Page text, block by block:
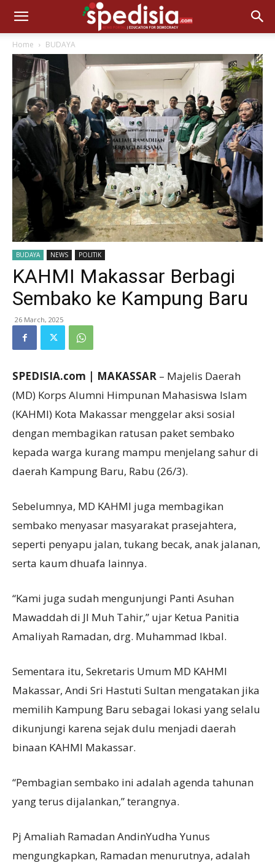
Home BUDAYA
BUDAYA NEWS POLITIK
KAHMI Makassar Berbagi
Sembako ke Kampung Baru
26 March, 2025
SPEDISIA.com | MAKASSAR – Majelis Daerah
(MD) Korps Alumni Himpunan Mahasiswa Islam
(KAHMI) Kota Makassar menggelar aksi sosial
dengan membagikan ratusan paket sembako
kepada warga kurang mampu menjelang sahur di
daerah Kampung Baru, Rabu (26/3).
Sebelumnya, MD KAHMI juga membagikan
sembako menyasar masyarakat prasejahtera,
seperti penyapu jalan, tukang becak, anak jalanan,
serta kaum dhuafa lainnya.
“Kami juga sudah mengunjungi Panti Asuhan
Mawaddah di Jl Muh Tahir,” ujar Ketua Panitia
Amaliyah Ramadan, drg. Muhammad Ikbal.
Sementara itu, Sekretaris Umum MD KAHMI
Makassar, Andi Sri Hastuti Sultan mengatakan jika
memilih Kampung Baru sebagai lokasi yang selalu
dikunjungi karena sejak dulu menjadi daerah
binaan KAHMI Makassar.
“Pembagian sembako ini adalah agenda tahunan
yang terus dijalankan,” terangnya.
Pj Amaliah Ramadan AndinYudha Yunus
mengungkapkan, Ramadan menurutnya, adalah